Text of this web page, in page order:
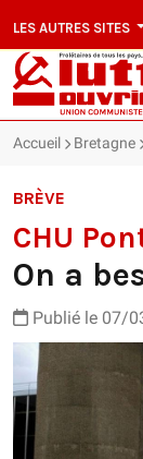
LES AUTRES SITES
Accueil Bretagne
BRÈVE
CHU
On a
Publié le 07/